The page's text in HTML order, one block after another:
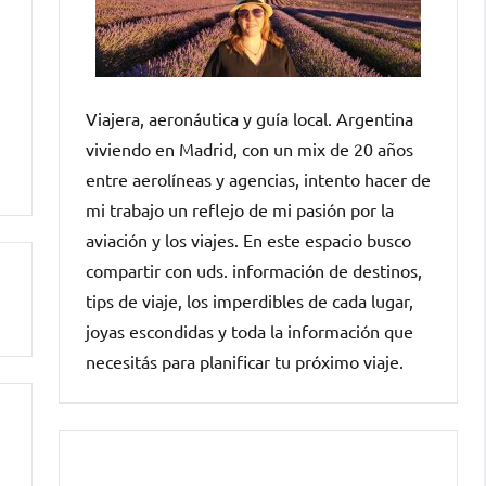
Viajera, aeronáutica y guía local. Argentina
viviendo en Madrid, con un mix de 20 años
entre aerolíneas y agencias, intento hacer de
mi trabajo un reflejo de mi pasión por la
aviación y los viajes. En este espacio busco
compartir con uds. información de destinos,
tips de viaje, los imperdibles de cada lugar,
joyas escondidas y toda la información que
necesitás para planificar tu próximo viaje.